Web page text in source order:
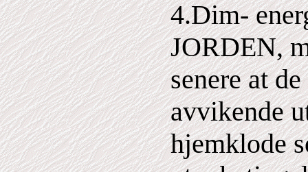
4.Dim-
JORDEN,
senere at
avvikende
hjemklode